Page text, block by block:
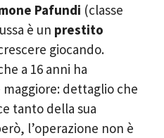
Pafundi (classe
è un prestito
giocando.
a 16 anni ha
maggiore: dettaglio che
tanto della sua
l’operazione non è